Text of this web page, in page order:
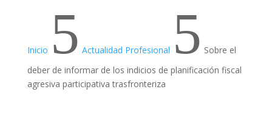
Inicio 5 Actualidad Profesional 5 Sobre el
deber de informar de los indicios de planificación fiscal
agresiva participativa trasfronteriza